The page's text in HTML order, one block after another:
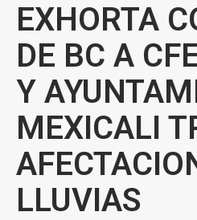
EXHORTA
DE BC A
Y
MEXICALI
LLUVIAS